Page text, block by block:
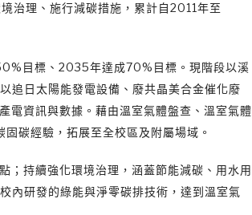
理、施行減碳措施，累計自2011年至
目標、2035年達成70%目標。現階段以溪
追日太陽能發電設備、廢共晶美合金催化廢
電資訊與數據。藉由溫室氣體盤查、溫室氣體
碳經驗，拓展至全校區及附屬場域。
持續強化環境治理，涵蓋節能減碳、用水用
內研發的綠能與淨零碳排技術，達到溫室氣